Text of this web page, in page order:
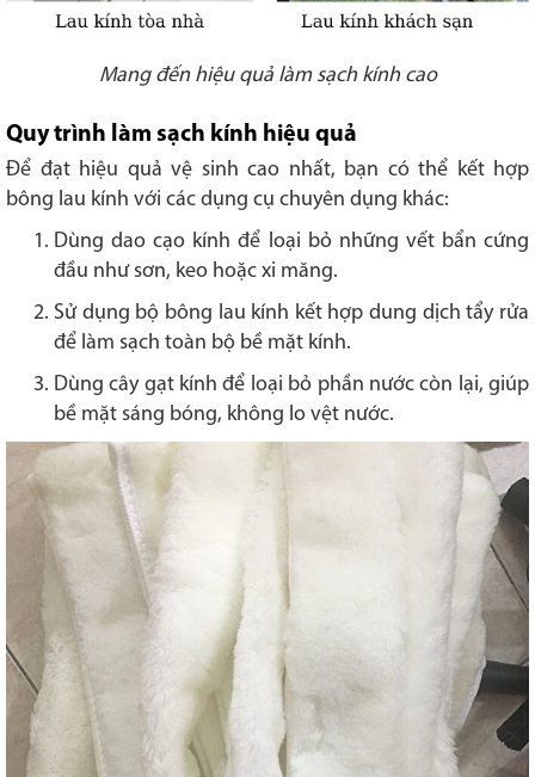
Mang đến hiệu quả làm sạch kính cao
Quy trình làm sạch kính hiệu quả
Để đạt hiệu quả vệ sinh cao nhất, bạn có thể kết hợp
bông lau kính với các dụng cụ chuyên dụng khác:
Dùng dao cạo kính để loại bỏ những vết bẩn cứng
đầu như sơn, keo hoặc xi măng.
Sử dụng bộ bông lau kính kết hợp dung dịch tẩy rửa
để làm sạch toàn bộ bề mặt kính.
Dùng cây gạt kính để loại bỏ phần nước còn lại, giúp
bề mặt sáng bóng, không lo vệt nước.